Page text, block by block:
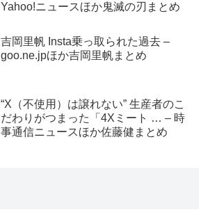
Yahoo!ニュースほか鬼滅の刃まとめ
吉岡里帆 Insta乗っ取られた過去 –
goo.ne.jpほか吉岡里帆まとめ
“X（不使用）は譲れない” 生産者のこ
だわりがつまった「4Xミート … – 時
事通信ニュースほか佐藤健まとめ